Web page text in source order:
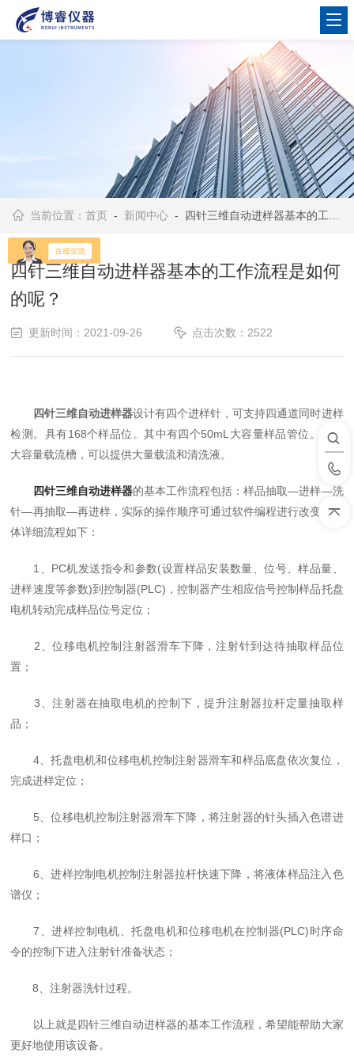
当前位置：首页 - 新闻中心 - 四针三维自动进样器基本的工作流程是如何的呢？
四针三维自动进样器基本的工作流程是如何
的呢？
更新时间：2021-09-26 点击次数：2522
四针三维自动进样器设计有四个进样针，可支持四通道同时进样
检测。具有168个样品位。其中有四个50mL大容量样品管位。两个
大容量载流槽，可以提供大量载流和清洗液。
四针三维自动进样器的基本工作流程包括：样品抽取—进样—洗
针—再抽取—再进样，实际的操作顺序可通过软件编程进行改变。具
体详细流程如下：
1、PC机发送指令和参数(设置样品安装数量、位号、样品量、
进样速度等参数)到控制器(PLC)，控制器产生相应信号控制样品托盘
电机转动完成样品位号定位；
2、位移电机控制注射器滑车下降，注射针到达待抽取样品位
置；
3、注射器在抽取电机的控制下，提升注射器拉杆定量抽取样
品；
4、托盘电机和位移电机控制注射器滑车和样品底盘依次复位，
完成进样定位；
5、位移电机控制注射器滑车下降，将注射器的针头插入色谱进
样口；
6、进样控制电机控制注射器拉杆快速下降，将液体样品注入色
谱仪；
7、进样控制电机、托盘电机和位移电机在控制器(PLC)时序命
令的控制下进入注射针准备状态；
8、注射器洗针过程。
以上就是四针三维自动进样器的基本工作流程，希望能帮助大家
更好地使用该设备。